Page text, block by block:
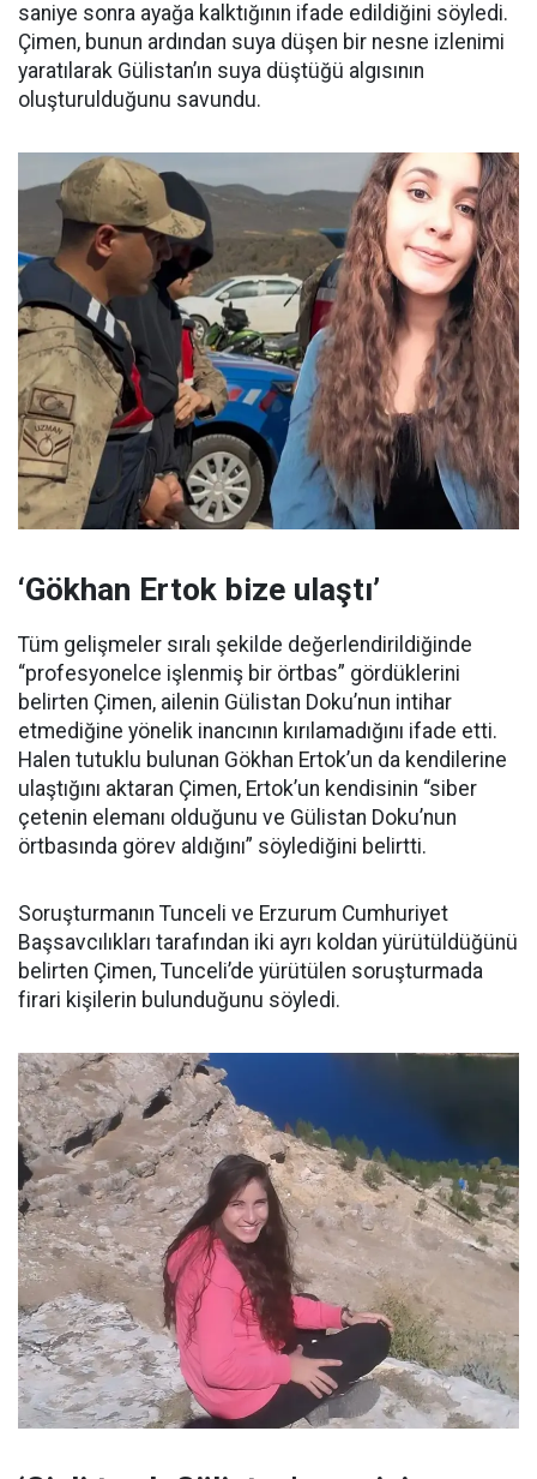
saniye sonra ayağa kalktığının ifade edildiğini söyledi.
Çimen, bunun ardından suya düşen bir nesne izlenimi
yaratılarak Gülistan’ın suya düştüğü algısının
oluşturulduğunu savundu.
‘Gökhan Ertok bize ulaştı’
Tüm gelişmeler sıralı şekilde değerlendirildiğinde
“profesyonelce işlenmiş bir örtbas” gördüklerini
belirten Çimen, ailenin Gülistan Doku’nun intihar
etmediğine yönelik inancının kırılamadığını ifade etti.
Halen tutuklu bulunan Gökhan Ertok’un da kendilerine
ulaştığını aktaran Çimen, Ertok’un kendisinin “siber
çetenin elemanı olduğunu ve Gülistan Doku’nun
örtbasında görev aldığını” söylediğini belirtti.
Soruşturmanın Tunceli ve Erzurum Cumhuriyet
Başsavcılıkları tarafından iki ayrı koldan yürütüldüğünü
belirten Çimen, Tunceli’de yürütülen soruşturmada
firari kişilerin bulunduğunu söyledi.